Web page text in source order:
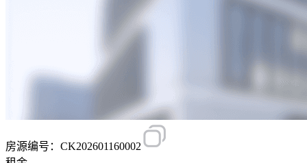
房源编号：CK202601160002